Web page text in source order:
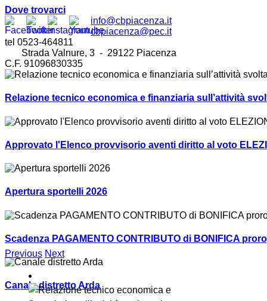
Dove trovarci
info@cbpiacenza.it
cbpiacenza@pec.it
tel 0523-464811
Strada Valnure, 3 - 29122 Piacenza
C.F. 91096830335
Relazione tecnico economica e finanziaria sull’attività
Approvato l'Elenco provvisorio aventi diritto al voto
Apertura sportelli 2026
Scadenza PAGAMENTO CONTRIBUTO di BONIFICA
Canale distretto Arda
Previous Next